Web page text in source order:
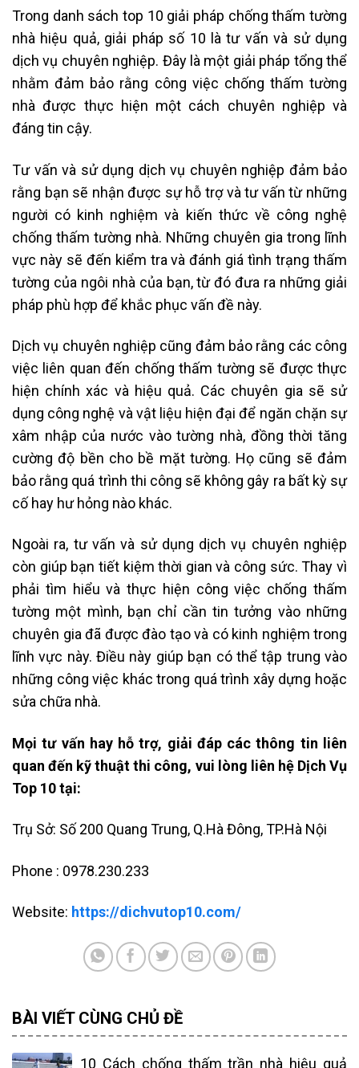
Trong danh sách top 10 giải pháp chống thấm tường
nhà hiệu quả, giải pháp số 10 là tư vấn và sử dụng
dịch vụ chuyên nghiệp. Đây là một giải pháp tổng thể
nhằm đảm bảo rằng công việc chống thấm tường
nhà được thực hiện một cách chuyên nghiệp và
đáng tin cậy.
Tư vấn và sử dụng dịch vụ chuyên nghiệp đảm bảo
rằng bạn sẽ nhận được sự hỗ trợ và tư vấn từ những
người có kinh nghiệm và kiến thức về công nghệ
chống thấm tường nhà. Những chuyên gia trong lĩnh
vực này sẽ đến kiểm tra và đánh giá tình trạng thấm
tường của ngôi nhà của bạn, từ đó đưa ra những giải
pháp phù hợp để khắc phục vấn đề này.
Dịch vụ chuyên nghiệp cũng đảm bảo rằng các công
việc liên quan đến chống thấm tường sẽ được thực
hiện chính xác và hiệu quả. Các chuyên gia sẽ sử
dụng công nghệ và vật liệu hiện đại để ngăn chặn sự
xâm nhập của nước vào tường nhà, đồng thời tăng
cường độ bền cho bề mặt tường. Họ cũng sẽ đảm
bảo rằng quá trình thi công sẽ không gây ra bất kỳ sự
cố hay hư hỏng nào khác.
Ngoài ra, tư vấn và sử dụng dịch vụ chuyên nghiệp
còn giúp bạn tiết kiệm thời gian và công sức. Thay vì
phải tìm hiểu và thực hiện công việc chống thấm
tường một mình, bạn chỉ cần tin tưởng vào những
chuyên gia đã được đào tạo và có kinh nghiệm trong
lĩnh vực này. Điều này giúp bạn có thể tập trung vào
những công việc khác trong quá trình xây dựng hoặc
sửa chữa nhà.
Mọi tư vấn hay hỗ trợ, giải đáp các thông tin liên
quan đến kỹ thuật thi công, vui lòng liên hệ Dịch Vụ
Top 10 tại:
Trụ Sở: Số 200 Quang Trung, Q.Hà Đông, TP.Hà Nội
Phone : 0978.230.233
Website: https://dichvutop10.com/
BÀI VIẾT CÙNG CHỦ ĐỀ
10 Cách chống thấm trần nhà hiệu quả